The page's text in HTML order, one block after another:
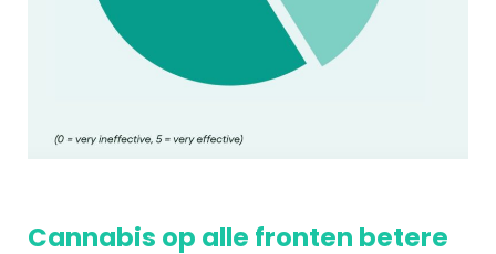
Cannabis op alle fronten betere